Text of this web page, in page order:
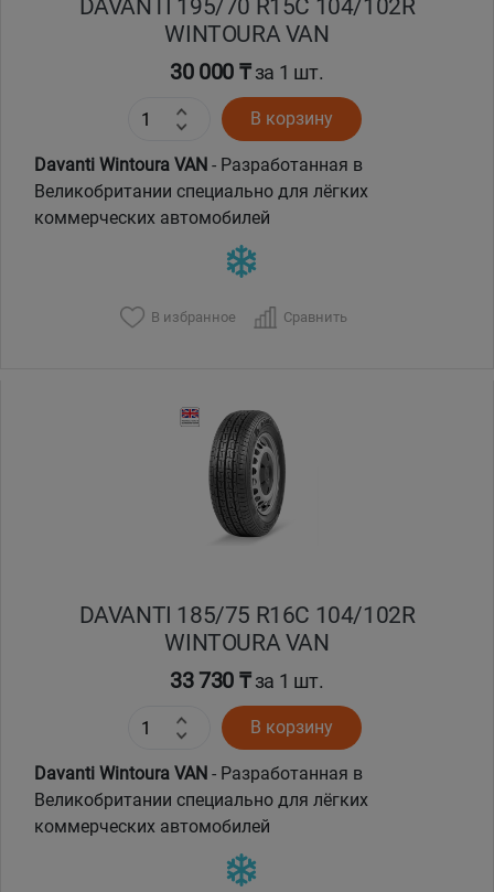
DAVANTI 195/70 R15C 104/102R
WINTOURA VAN
30 000 ₸за 1 шт.
В корзину
Davanti Wintoura VAN - Разработанная в
Великобритании специально для лёгких
коммерческих автомобилей
В избранное Сравнить
DAVANTI 185/75 R16C 104/102R
WINTOURA VAN
33 730 ₸за 1 шт.
В корзину
Davanti Wintoura VAN - Разработанная в
Великобритании специально для лёгких
коммерческих автомобилей